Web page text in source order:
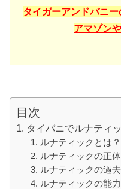
タイガーアンドバニ
アマゾン
目次
タイバニでルナティ
ルナティックとは？
ルナティックの正
ルナティックの過去
ルナティックの能力